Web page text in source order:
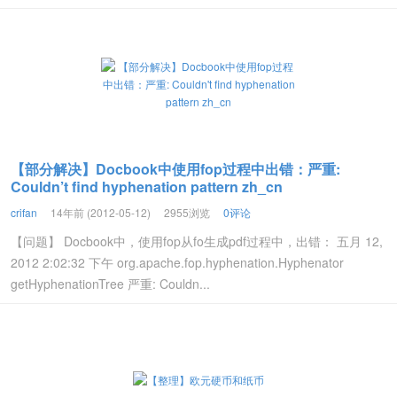
【部分解决】Docbook中使用fop过程中出错：严重:
Couldn’t find hyphenation pattern zh_cn
crifan 14年前 (2012-05-12) 2955浏览 0评论
【问题】 Docbook中，使用fop从fo生成pdf过程中，出错： 五月 12,
2012 2:02:32 下午 org.apache.fop.hyphenation.Hyphenator
getHyphenationTree 严重: Couldn...